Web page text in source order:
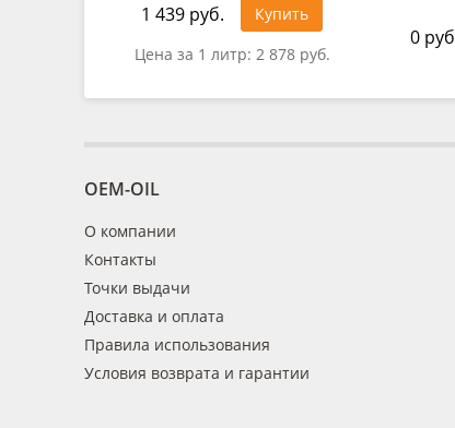
1 439 руб.
Купить
Цена за 1 литр: 2 878 руб.
0
OEM-OIL
О компании
Контакты
Точки выдачи
Доставка и оплата
Правила использования
Условия возврата и гарантии